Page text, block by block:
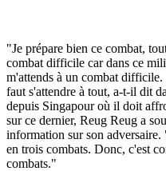
"Je prépare bien ce combat,
combat difficile car dans ce
m'attends à un combat
faut s'attendre à tout, a-t-il dit
depuis Singapour où il doit
sur ce dernier, Reug Reug a
information sur son
en trois combats. Donc, c'est
combats."